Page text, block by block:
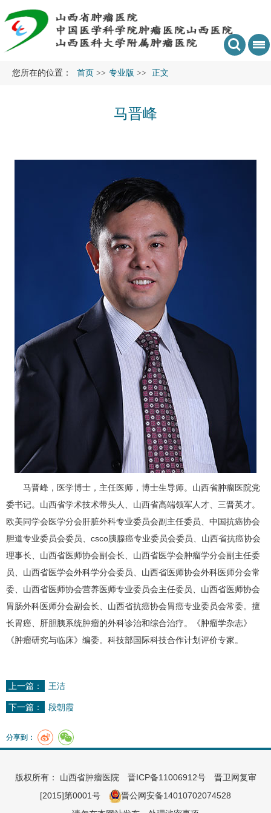
您所在的位置： 首页 >> 专业版 >> 正文
马晋峰
马晋峰，医学博士，主任医师，博士生导师。山西省肿瘤医院党
委书记。山西省学术技术带头人、山西省高端领军人才、三晋英才。
欧美同学会医学分会肝脏外科专业委员会副主任委员、中国抗癌协会
胆道专业委员会委员、csco胰腺癌专业委员会委员、 山西省抗癌协会
理事长、山西省医师协会副会长、山西省医学会肿瘤学分会副主任委
员、山西省医学会外科学分会委员、山西省医师协会外科医师分会常
委、山西省医师协会营养医师专业委员会主任委员、山西省医师协会
胃肠外科医师分会副会长、 山西省抗癌协会胃癌专业委员会常委。擅
长胃癌 、肝胆胰系统肿瘤的外科诊治和综合治疗。《肿瘤学杂志》
《肿瘤研究与临床》编委。科技部国际科技合作计划评价专家。
上一篇： 王洁
下一篇： 段朝霞
分享到：
版权所有： 山西省肿瘤医院 晋ICP备11006912号晋卫网复审
[2015]第0001号
晋公网安备14010702074528